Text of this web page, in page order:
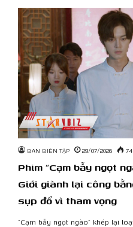
BAN BIÊN TẬP 29/07/2026
Phim “Cạm bẫy ngọt
Giới giành lại công
sụp đổ vì tham vọng
“Cạm bẫy ngọt ngào” khép lại